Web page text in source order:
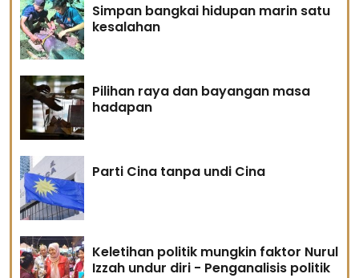
Simpan bangkai hidupan marin satu
kesalahan
Pilihan raya dan bayangan masa
hadapan
Parti Cina tanpa undi Cina
Keletihan politik mungkin faktor Nurul
Izzah undur diri - Penganalisis politik